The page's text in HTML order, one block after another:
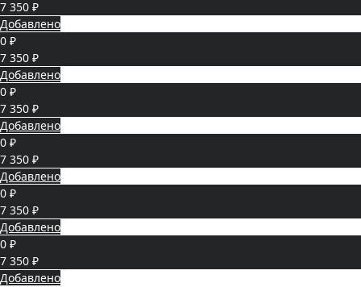
7 350 ₽
Добавлено
0 ₽
7 350 ₽
Добавлено
0 ₽
7 350 ₽
Добавлено
0 ₽
7 350 ₽
Добавлено
0 ₽
7 350 ₽
Добавлено
0 ₽
7 350 ₽
Добавлено